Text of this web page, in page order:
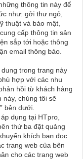
thông tin này để
như: gởi thư ngỏ,
thuật và bảo mật,
cấp thông tin sản
sắp tới hoặc thông
email thông báo.
trong trang này
hợp với các nhu
hồi từ khách hàng
này, chúng tôi sẽ
bên dưới.
dụng tại HTpro,
thứ ba đặt quảng
khích bạn đọc
trang web của bên
cho các trang web